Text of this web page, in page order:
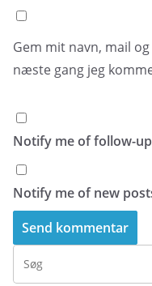
Gem mit navn, mail
næste gang jeg
Notify me of follow-
Notify me of new